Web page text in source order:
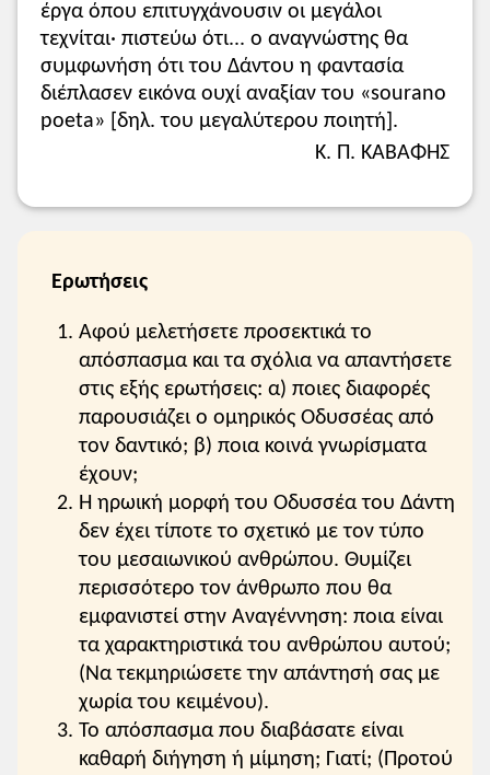
έργα όπου επιτυγχάνουσιν οι μεγάλοι
τεχνίται· πιστεύω ότι... ο αναγνώστης θα
συμφωνήση ότι του Δάντου η φαντασία
διέπλασεν εικόνα ουχί αναξίαν του «sourano
poeta» [δηλ. του μεγαλύτερου ποιητή].
Κ. Π. ΚΑΒΑΦΗΣ
Ερωτήσεις
Αφού μελετήσετε προσεκτικά το
απόσπασμα και τα σχόλια να απαντήσετε
στις εξής ερωτήσεις: α) ποιες διαφορές
παρουσιάζει ο ομηρικός Οδυσσέας από
τον δαντικό; β) ποια κοινά γνωρίσματα
έχουν;
Η ηρωική μορφή του Οδυσσέα του Δάντη
δεν έχει τίποτε το σχετικό με τον τύπο
του μεσαιωνικού ανθρώπου. Θυμίζει
περισσότερο τον άνθρωπο που θα
εμφανιστεί στην Αναγέννηση: ποια είναι
τα χαρακτηριστικά του ανθρώπου αυτού;
(Να τεκμηριώσετε την απάντησή σας με
χωρία του κειμένου).
Το απόσπασμα που διαβάσατε είναι
καθαρή διήγηση ή μίμηση; Γιατί; (Προτού